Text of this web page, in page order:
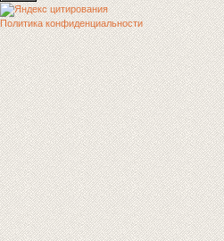
Политика конфиденциальности